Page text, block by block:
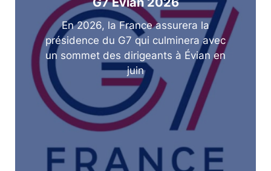
En 2026, la France assurera la
présidence du G7 qui culminera avec
un sommet des dirigeants à Évian en
juin